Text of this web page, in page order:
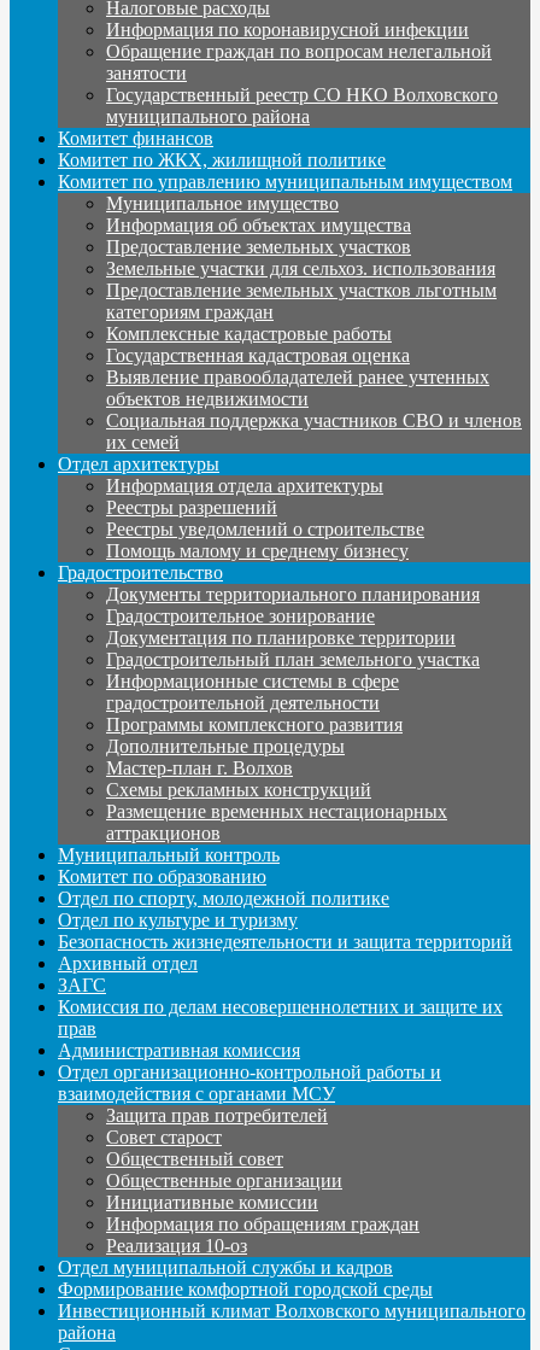
Налоговые расходы
Информация по коронавирусной инфекции
Обращение граждан по вопросам нелегальной
занятости
Государственный реестр СО НКО Волховского
муниципального района
Комитет финансов
Комитет по ЖКХ, жилищной политике
Комитет по управлению муниципальным имуществом
Муниципальное имущество
Информация об объектах имущества
Предоставление земельных участков
Земельные участки для сельхоз. использования
Предоставление земельных участков льготным
категориям граждан
Комплексные кадастровые работы
Государственная кадастровая оценка
Выявление правообладателей ранее учтенных
объектов недвижимости
Социальная поддержка участников СВО и членов
их семей
Отдел архитектуры
Информация отдела архитектуры
Реестры разрешений
Реестры уведомлений о строительстве
Помощь малому и среднему бизнесу
Градостроительство
Документы территориального планирования
Градостроительное зонирование
Документация по планировке территории
Градостроительный план земельного участка
Информационные системы в сфере
градостроительной деятельности
Программы комплексного развития
Дополнительные процедуры
Мастер-план г. Волхов
Схемы рекламных конструкций
Размещение временных нестационарных
аттракционов
Муниципальный контроль
Комитет по образованию
Отдел по спорту, молодежной политике
Отдел по культуре и туризму
Безопасность жизнедеятельности и защита территорий
Архивный отдел
ЗАГС
Комиссия по делам несовершеннолетних и защите их
прав
Административная комиссия
Отдел организационно-контрольной работы и
взаимодействия с органами МСУ
Защита прав потребителей
Совет старост
Общественный совет
Общественные организации
Инициативные комиссии
Информация по обращениям граждан
Реализация 10-оз
Отдел муниципальной службы и кадров
Формирование комфортной городской среды
Инвестиционный климат Волховского муниципального
района